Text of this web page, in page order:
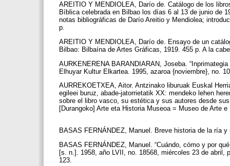
AREITIO Y MENDIOLEA, Darío de. Catálogo de los
Bíblica celebrada en Bilbao los días 6 al 13 de junio de
notas bibliográficas de Darío Areitio y Mendiolea;
p.
AREITIO Y MENDIOLEA, Darío de. Ensayo de un
Bilbao: Bilbaína de Artes Gráficas, 1919. 455 p. A la
AURKENERENA BARANDIARAN, Joseba.
Elhuyar Kultur Elkartea. 1995, azaroa {noviembre}, no.
AURREKOETXEA, Aitor. Antzinako liburuak Euskal
egileei buruz, abade-jatorrietatik XX: mendeko lehen
sobre el libro vasco, su estética y sus autores desde
[Durangoko] Arte eta Historia Museoa = Museo de Arte
BASAS FERNÁNDEZ, Manuel. Breve historia de la ría
BASAS FERNÁNDEZ, Manuel. “Cuándo, cómo y por
[s. n.]. 1958, año LVII, no. 18568, miércoles 23 de abril,
123.